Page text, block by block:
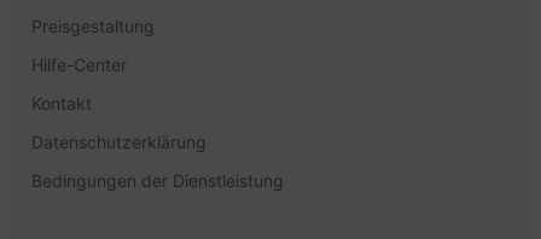
Preisgestaltung
Hilfe-Center
Kontakt
Datenschutzerklärung
Bedingungen der Dienstleistung